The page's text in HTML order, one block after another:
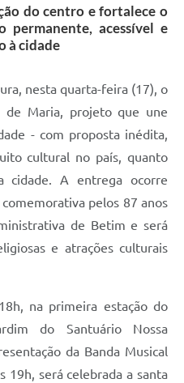
do centro e fortalece o
permanente, acessível e
à cidade
nesta quarta-feira (17), o
de Maria, projeto que une
- com proposta inédita,
cultural no país, quanto
cidade. A entrega ocorre
pelos 87 anos
de Betim e será
e atrações culturais
na primeira estação do
do Santuário Nossa
da Banda Musical
19h, será celebrada a santa